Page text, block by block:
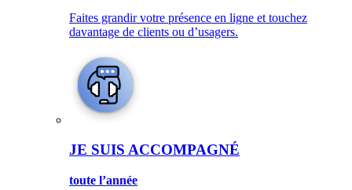
Faites grandir votre présence en ligne et touchez
davantage de clients ou d’usagers.
JE SUIS ACCOMPAGNÉ
toute l’année